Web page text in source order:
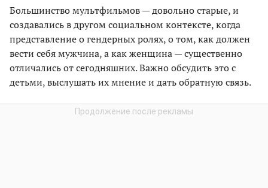
Большинство мультфильмов — довольно старые, и
создавались в другом социальном контексте, когда
представление о гендерных ролях, о том, как должен
вести себя мужчина, а как женщина — существенно
отличались от сегодняшних. Важно обсудить это с
детьми, выслушать их мнение и дать обратную связь.